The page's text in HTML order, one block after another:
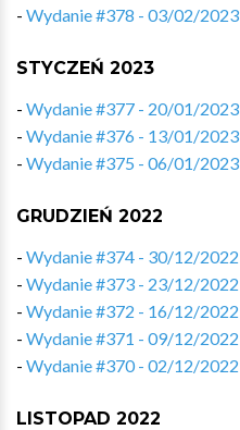
- Wydanie #378 - 03/02/2023
STYCZEŃ 2023
- Wydanie #377 - 20/01/2023
- Wydanie #376 - 13/01/2023
- Wydanie #375 - 06/01/2023
GRUDZIEŃ 2022
- Wydanie #374 - 30/12/2022
- Wydanie #373 - 23/12/2022
- Wydanie #372 - 16/12/2022
- Wydanie #371 - 09/12/2022
- Wydanie #370 - 02/12/2022
LISTOPAD 2022